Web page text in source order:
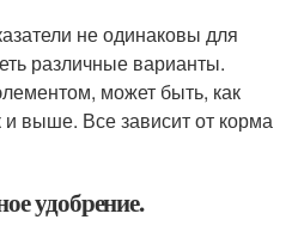
не одинаковы для
различные варианты.
может быть, как
и выше. Все зависит от корма
удобрение.